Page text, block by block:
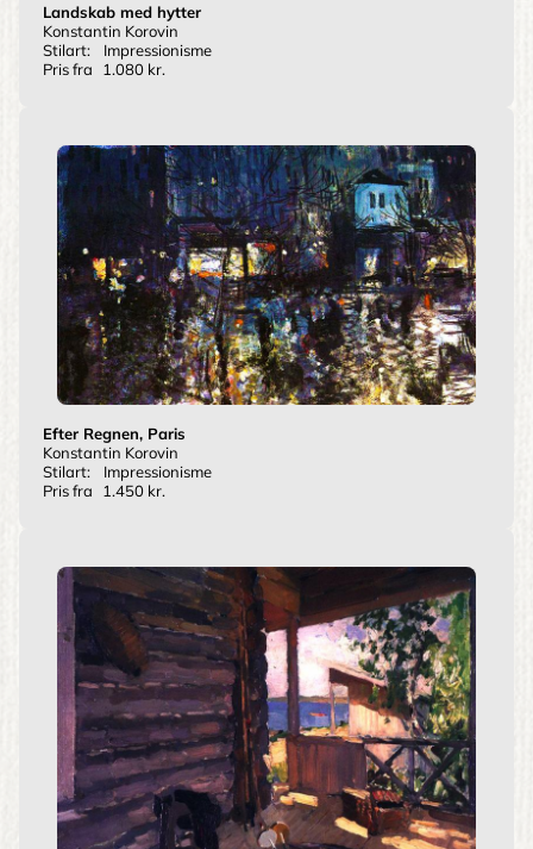
Landskab med hytter
Konstantin Korovin
Stilart:
Impressionisme
Pris fra
1.080 kr.
Efter Regnen, Paris
Konstantin Korovin
Stilart:
Impressionisme
Pris fra
1.450 kr.